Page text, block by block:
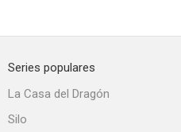
Series populares
La Casa del Dragón
Silo